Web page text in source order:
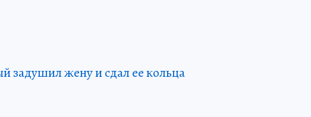
задушил жену и сдал ее кольца